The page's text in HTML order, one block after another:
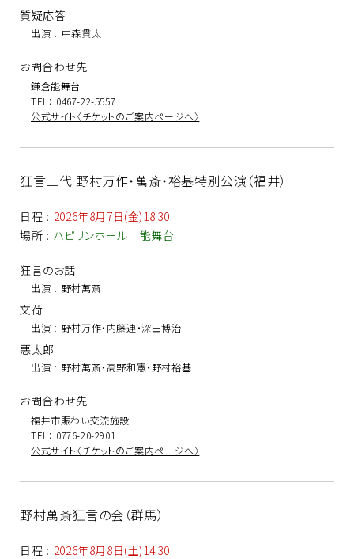
質疑応答
出演 : 中森貫太
お問合わせ先
鎌倉能舞台
TEL： 0467-22-5557
公式サイト〈チケットのご案内ページへ〉
狂言三代 野村万作・萬斎・裕基特別公演（福井）
日程 : 2026年8月7日(金)18:30
場所 : ハピリンホール 能舞台
狂言のお話
出演 : 野村萬斎
文荷
出演 : 野村万作・内藤連・深田博治
悪太郎
出演 : 野村萬斎・高野和憲・野村裕基
お問合わせ先
福井市賑わい交流施設
TEL： 0776-20-2901
公式サイト〈チケットのご案内ページへ〉
野村萬斎狂言の会（群馬）
日程 : 2026年8月8日(土)14:30